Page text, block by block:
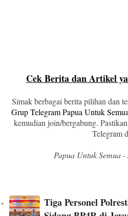
Cek Berita dan Artikel
Simak berbagai berita pilihan dan
Grup Telegram Papua Untuk
kemudian join/bergabung.
Telegram
Papua Untuk Semua
Tiga Personel